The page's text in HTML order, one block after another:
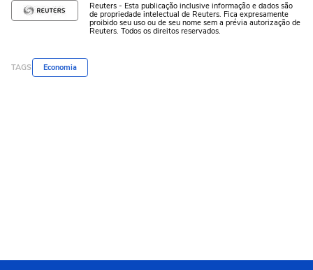
Reuters - Esta publicação inclusive informação e dados são
de propriedade intelectual de Reuters. Fica expresamente
proibido seu uso ou de seu nome sem a prévia autorização de
Reuters. Todos os direitos reservados.
TAGS Economia